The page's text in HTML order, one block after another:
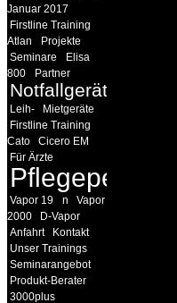
Januar 2017
Firstline Training
Atlan
Projekte
Seminare
Elisa
800
Partner
Notfallgeräte
Leih-
Mietgeräte
Firstline Training
Cato
Cicero EM
Für Ärzte
Pflegepersonal
Vapor 19 n
Vapor
2000
D-Vapor
Anfahrt
Kontakt
Unser Trainings
Seminarangebot
Produkt-Berater
3000plus